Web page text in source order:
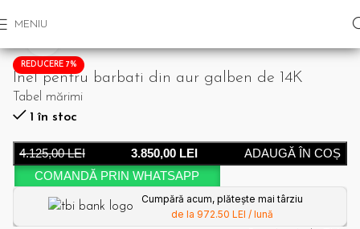
MENIU
REDUCERE 7%
Inel pentru barbati din aur galben de 14K
Tabel mărimi
1 în stoc
4.125,00LEI 3.850,00 LEI ADAUGĂ ÎN COȘ
Cumpără acum, plătește mai târziu
de la 972.50 LEI / lună
COMANDĂ PRIN WHATSAPP